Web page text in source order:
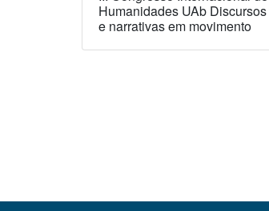
Humanidades UAb Discursos
e narrativas em movimento